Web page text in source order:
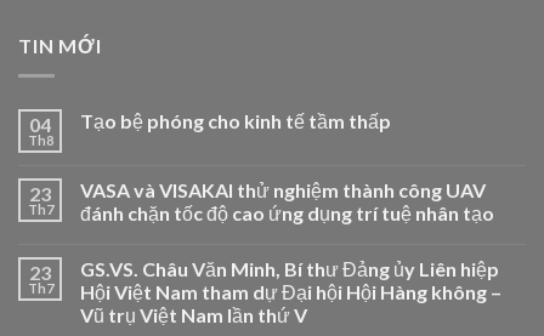
TIN MỚI
04
Th8
Tạo bệ phóng cho kinh tế tầm thấp
23
Th7
VASA và VISAKAI thử nghiệm thành công UAV
đánh chặn tốc độ cao ứng dụng trí tuệ nhân tạo
23
Th7
GS.VS. Châu Văn Minh, Bí thư Đảng ủy Liên hiệp
Hội Việt Nam tham dự Đại hội Hội Hàng không –
Vũ trụ Việt Nam lần thứ V